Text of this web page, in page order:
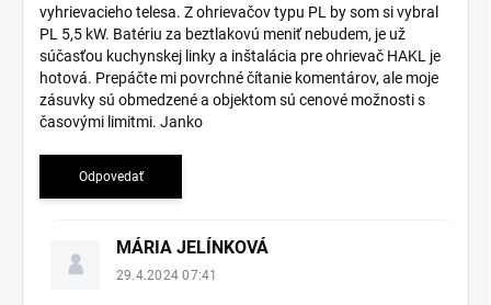
vyhrievacieho telesa. Z ohrievačov typu PL by som si vybral
PL 5,5 kW. Batériu za beztlakovú meniť nebudem, je už
súčasťou kuchynskej linky a inštalácia pre ohrievač HAKL je
hotová. Prepáčte mi povrchné čítanie komentárov, ale moje
zásuvky sú obmedzené a objektom sú cenové možnosti s
časovými limitmi. Janko
Odpovedať
MÁRIA JELÍNKOVÁ
29.4.2024 07:41